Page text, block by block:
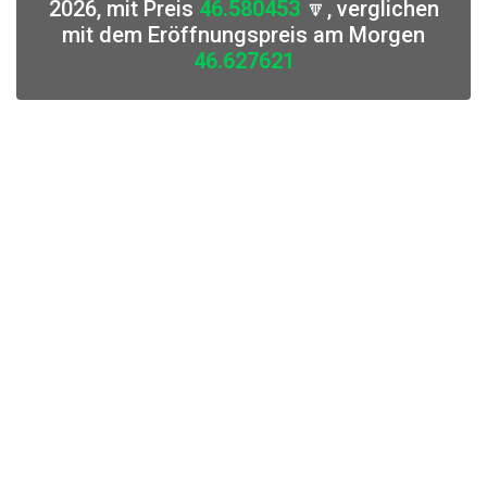
2026, mit Preis 46.580453🔽, verglichen
mit dem Eröffnungspreis am Morgen
46.627621